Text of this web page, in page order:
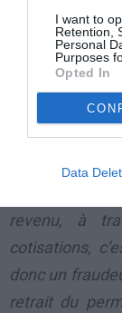
I want to
Retention,
Personal
Purposes
Opted In
Data
La
et doit cesser
éditorial
dell’Anolf
revenu, à
cotisations,
donc un
retrait du